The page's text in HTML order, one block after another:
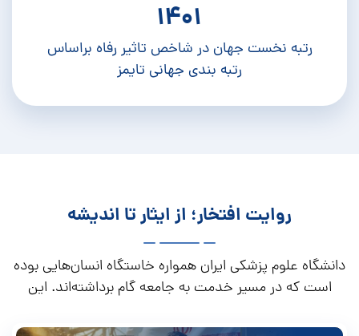
1401
رتبه نخست جهان در شاخص تاثیر رفاه براساس
رتبه بندی جهانی تایمز
روایت افتخار؛ از ایثار تا اندیشه
دانشگاه علوم پزشکی ایران همواره خاستگاه انسان‌هایی بوده
است که در مسیر خدمت به جامعه گام برداشته‌اند. این